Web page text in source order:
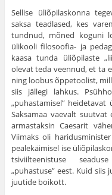
Sellise üliõpilaskonna
saksa tead­lased, kes
tundnud, mõned koguni
ülikooli filosoofia- ja
kaasa tunda üliõpilaste
olevat teda veennud, et ta
ning loobus õppetoolist,
siis jällegi lahkus.
„puhastamisel”
Saksamaa vaevalt
armastaksin Caesarit
Viimaks oli
pealekäimisel ise
tsiviilteenistuse
„puhastuse” eest. Kuid
juutide boikott.